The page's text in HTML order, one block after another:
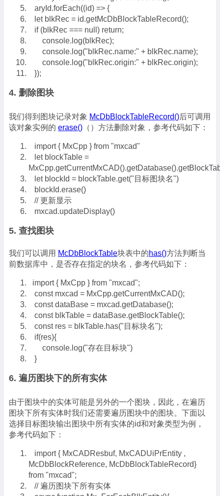
aryId.forEach((id) => {
let blkRec = id.getMcDbBlockTableRecord();
if (blkRec === null) return;
console.log(blkRec);
console.log("blkRec.name:" + blkRec.name);
console.log("blkRec.origin:" + blkRec.origin);
});
4. 删除图块
我们得到图块记录对象 McDbBlockTableRecord()后可调用
该对象实例的 erase() （）方法删除对象，参考代码如下：
import { MxCpp } from "mxcad"
let blockTable =
let blockId = blockTable.get("目标图块名")
blockId.erase()
// 更新显示
mxcad.updateDisplay()
5. 查找图块
我们可以调用 McDbBlockTable块表中的has()方法判断当
前数据库中，是否存在指定的块名，参考代码如下：
import { MxCpp } from "mxcad";
const mxcad = MxCpp.getCurrentMxCAD();
const dataBase = mxcad.getDatabase();
const blkTable = dataBase.getBlockTable();
const res = blkTable.has("目标块名");
if(res){
console.log("存在目标块")
}
6. 遍历图块下的所有实体
由于图块中的实体可能是另外的一个图块，因此，在遍历
图块下所有实体时我们还需要遍历图块中的图块。下面以
选择目标图块输出图块中所有实体的id和对象类型为例，
参考代码如下：
import { MxCADResbuf, MxCADUiPrEntity ,
McDbBlockReference, McDbBlockTableRecord}
from "mxcad";
// 遍历图块下所有实体